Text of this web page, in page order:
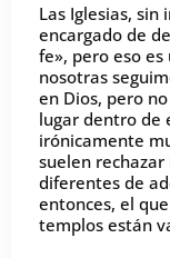
Las Iglesias,
encargado de
fe», pero eso
nosotras
en Dios, pero
lugar dentro de
irónicamente
suelen rechazar
diferentes de
entonces, el
templos están